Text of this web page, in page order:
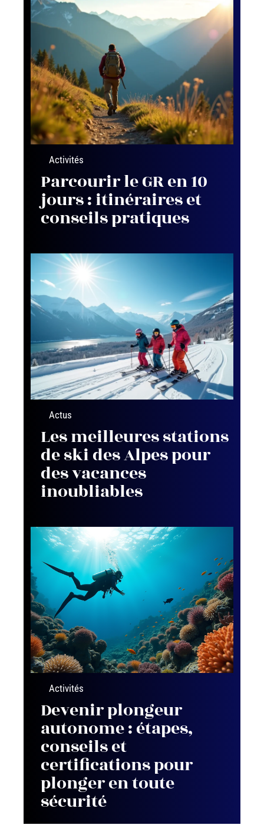
Activités
Parcourir le GR en 10
jours : itinéraires et
conseils pratiques
Actus
Les meilleures stations
de ski des Alpes pour
des vacances
inoubliables
Activités
Devenir plongeur
autonome : étapes,
conseils et
certifications pour
plonger en toute
sécurité